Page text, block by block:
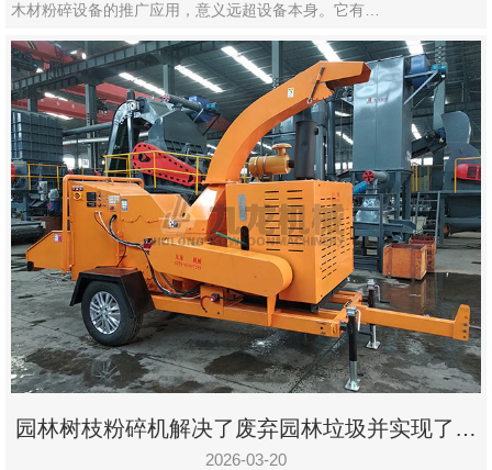
木材粉碎设备的推广应用，意义远超设备本身。它有…
园林树枝粉碎机解决了废弃园林垃圾并实现了再
利用
2026-03-20